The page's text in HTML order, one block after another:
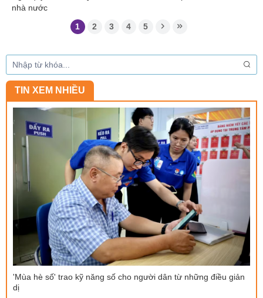
nhà nước
1 2 3 4 5
TIN XEM NHIỀU
'Mùa hè số' trao kỹ năng số cho người dân từ những điều giản
dị